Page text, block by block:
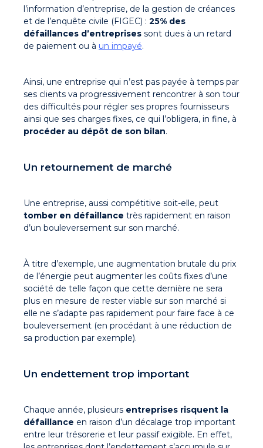
l’information d’entreprise, de la gestion de créances
et de l’enquête civile (FIGEC) : 25% des
défaillances d’entreprises sont dues à un retard
de paiement ou à un impayé.
Ainsi, une entreprise qui n’est pas payée à temps par
ses clients va progressivement rencontrer à son tour
des difficultés pour régler ses propres fournisseurs
ainsi que ses charges fixes, ce qui l’obligera, in fine, à
procéder au dépôt de son bilan.
Un retournement de marché
Une entreprise, aussi compétitive soit-elle, peut
tomber en défaillance très rapidement en raison
d’un bouleversement sur son marché.
À titre d’exemple, une augmentation brutale du prix
de l’énergie peut augmenter les coûts fixes d’une
société de telle façon que cette dernière ne sera
plus en mesure de rester viable sur son marché si
elle ne s’adapte pas rapidement pour faire face à ce
bouleversement (en procédant à une réduction de
sa production par exemple).
Un endettement trop important
Chaque année, plusieurs entreprises risquent la
défaillance en raison d’un décalage trop important
entre leur trésorerie et leur passif exigible. En effet,